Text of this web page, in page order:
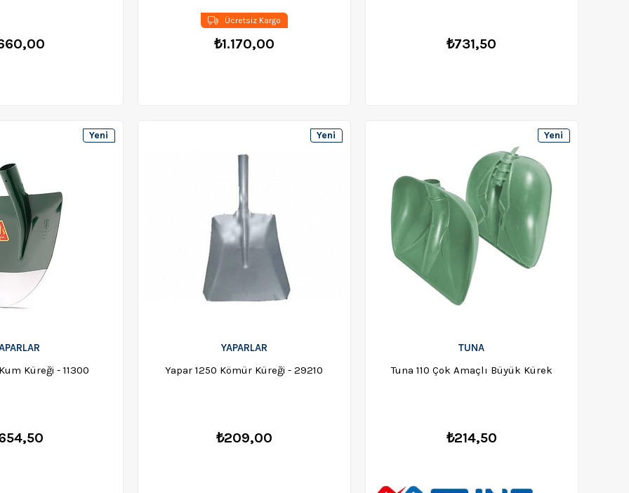
₺1.170,00
Ücretsiz Kargo
₺731,50
Küreği - 11300
Yeni
YAPARLAR
Yapar 1250 Kömür Küreği - 29210
₺209,00
Yeni
TUNA
Tuna 110 Çok Amaçlı Büyük Kürek
₺214,50
Yeni